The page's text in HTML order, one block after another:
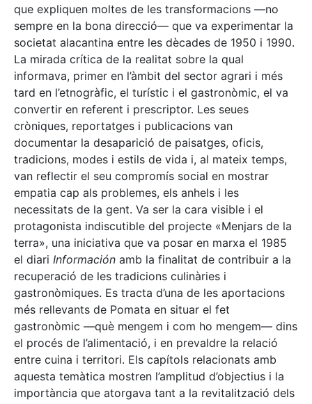
que expliquen moltes de les transformacions —no
sempre en la bona direcció— que va experimentar la
societat alacantina entre les dècades de 1950 i 1990.
La mirada crítica de la realitat sobre la qual
informava, primer en l’àmbit del sector agrari i més
tard en l’etnogràfic, el turístic i el gastronòmic, el va
convertir en referent i prescriptor. Les seues
cròniques, reportatges i publicacions van
documentar la desaparició de paisatges, oficis,
tradicions, modes i estils de vida i, al mateix temps,
van reflectir el seu compromís social en mostrar
empatia cap als problemes, els anhels i les
necessitats de la gent. Va ser la cara visible i el
protagonista indiscutible del projecte «Menjars de la
terra», una iniciativa que va posar en marxa el 1985
el diari Información amb la finalitat de contribuir a la
recuperació de les tradicions culinàries i
gastronòmiques. Es tracta d’una de les aportacions
més rellevants de Pomata en situar el fet
gastronòmic —què mengem i com ho mengem— dins
el procés de l’alimentació, i en prevaldre la relació
entre cuina i territori. Els capítols relacionats amb
aquesta temàtica mostren l’amplitud d’objectius i la
importància que atorgava tant a la revitalització dels